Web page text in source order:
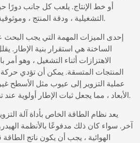
أو خط الإنتاج. يلعب كل جانب دورًا
التشغيلية ، ودقة المنتج ، وموثوقية المعدات طويلة الأجل.
إحدى الميزات المهمة التي يجب البحث
الساخنة هي استقرار بنية الإطار.
الاهتزازات أثناء التشغيل ، وهو أمر
المنتجات المتسقة. يمكن أن تؤدي حركة
عملية التزوير إلى عيوب مثل الأسطح
الأبعاد ، مما يجعل ثبات الإطار أولوية عند تقييم المعدات المحتملة.
يعد نظام الطاقة الخاص بأداة آلة
آخر. سواء كان ذلك مدفوعًا بالأنظمة
الهوائية ، يجب أن يكون ناتج